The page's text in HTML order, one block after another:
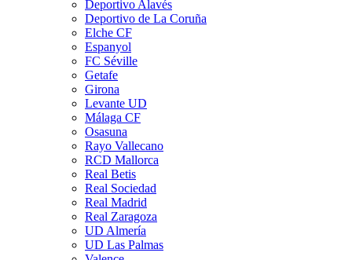
Deportivo Alavés
Deportivo de La Coruña
Elche CF
Espanyol
FC Séville
Getafe
Girona
Levante UD
Málaga CF
Osasuna
Rayo Vallecano
RCD Mallorca
Real Betis
Real Sociedad
Real Madrid
Real Zaragoza
UD Almería
UD Las Palmas